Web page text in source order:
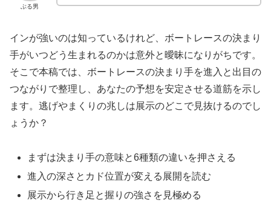
ぶる男
インが強いのは知っているけれど、ボートレースの決まり
手がいつどう生まれるのかは意外と曖昧になりがちです。
そこで本稿では、ボートレースの決まり手を進入と出目の
つながりで整理し、あなたの予想を安定させる道筋を示し
ます。逃げやまくりの兆しは展示のどこで見抜けるのでし
ょうか？
まずは決まり手の意味と6種類の違いを押さえる
進入の深さとカド位置が変える展開を読む
展示から行き足と握りの強さを見極める